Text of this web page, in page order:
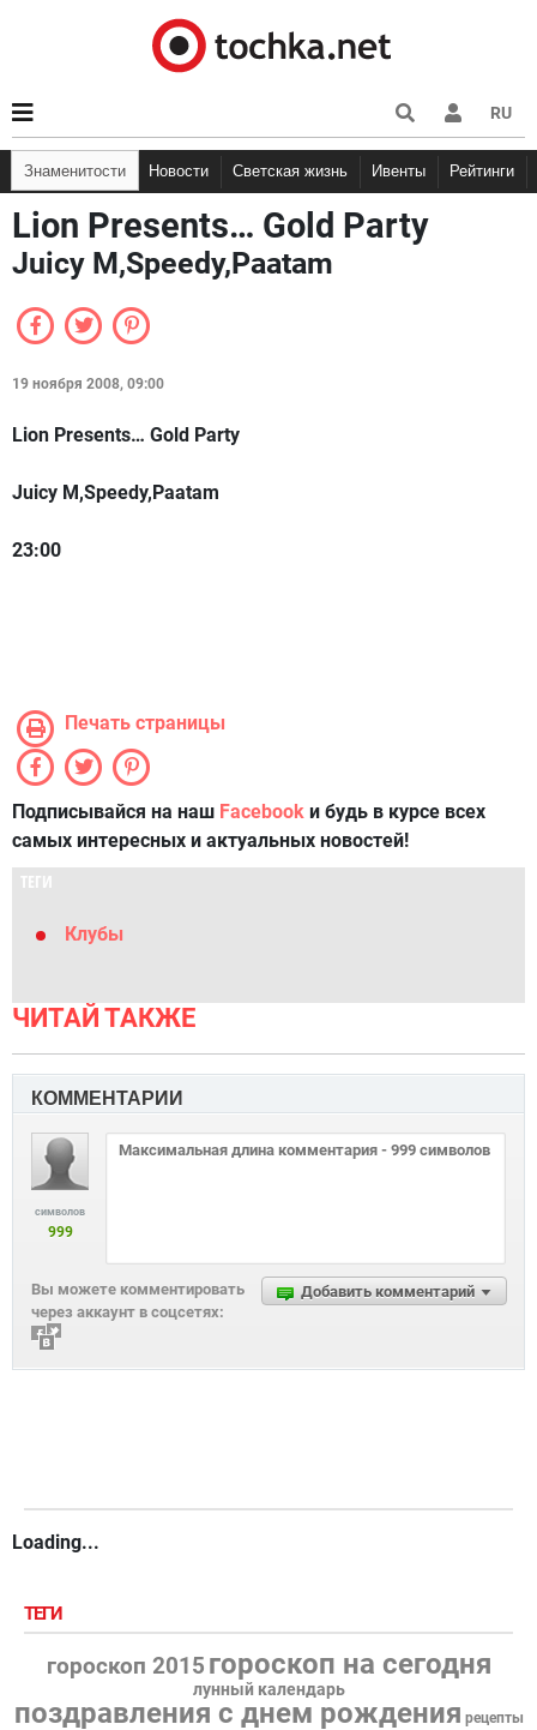
RU
Знаменитости Новости Светская жизнь Ивенты Рейтинги
Lion Presents… Gold Party
Juicy M,Speedy,Paatam
19 ноября 2008, 09:00
Lion Presents… Gold Party
Juicy M,Speedy,Paatam
23:00
Печать страницы
Подписывайся на наш Facebook и будь в курсе всех
самых интересных и актуальных новостей!
ТЕГИ
Клубы
ЧИТАЙ ТАКЖЕ
КОММЕНТАРИИ
символов
999
Добавить комментарий
Вы можете комментировать
через аккаунт в соцсетях:
Loading...
ТЕГИ
гороскоп 2015 гороскоп на сегодня
лунный календарь
поздравления с днем рождения рецепты